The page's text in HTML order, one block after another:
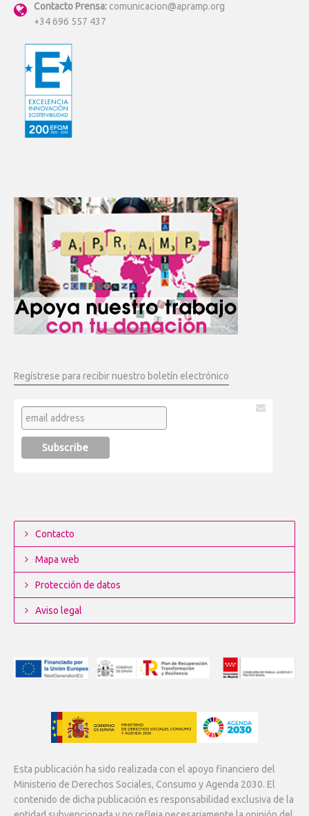
Contacto Prensa: comunicacion@apramp.org
+34 696 557 437
Regístrese para recibir nuestro boletín electrónico
Contacto
Mapa web
Protección de datos
Aviso legal
Esta publicación ha sido realizada con el apoyo financiero del
Ministerio de Derechos Sociales, Consumo y Agenda 2030. El
contenido de dicha publicación es responsabilidad exclusiva de la